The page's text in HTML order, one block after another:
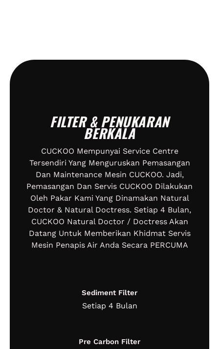
FILTER & PENUKARAN
BERKALA
CUCKOO Mempunyai Service Centre
Tersendiri Yang Menguruskan Pemasangan
Dan Maintenance Mesin CUCKOO. Jadi,
Pemasangan Dan Servis CUCKOO Dilakukan
Oleh Pakar Kami Yang Dinamakan Natural
Doctor & Natural Doctress. Setiap 4 Bulan,
CUCKOO Natural Doctor / Doctress Akan
Datang Untuk Memberikan Khidmat Servis
Mesin Penapis Air Anda Secara PERCUMA
Sediment Filter
Setiap 4 Bulan
Pre Carbon Filter